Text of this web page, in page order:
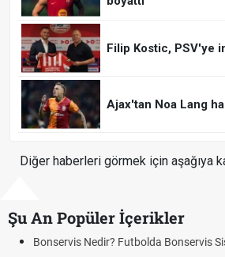
Filip Kostic, PSV'ye
Ajax'tan Noa Lang
Diğer haberleri görmek için aşağıya
Şu An Popüler İçerikler
Bonservis Nedir? Futbolda Bonservis